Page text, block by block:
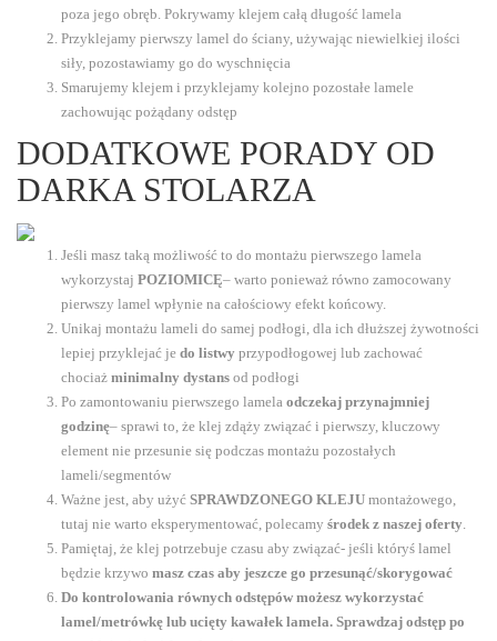
poza jego obręb. Pokrywamy klejem całą długość lamela
Przyklejamy pierwszy lamel do ściany, używając niewielkiej ilości
siły, pozostawiamy go do wyschnięcia
Smarujemy klejem i przyklejamy kolejno pozostałe lamele
zachowując pożądany odstęp
DODATKOWE PORADY OD
DARKA STOLARZA
Jeśli masz taką możliwość to do montażu pierwszego lamela
wykorzystaj POZIOMICĘ– warto ponieważ równo zamocowany
pierwszy lamel wpłynie na całościowy efekt końcowy.
Unikaj montażu lameli do samej podłogi, dla ich dłuższej żywotności
lepiej przyklejać je do listwy przypodłogowej lub zachować
chociaż minimalny dystans od podłogi
Po zamontowaniu pierwszego lamela odczekaj przynajmniej
godzinę– sprawi to, że klej zdąży związać i pierwszy, kluczowy
element nie przesunie się podczas montażu pozostałych
lameli/segmentów
Ważne jest, aby użyć SPRAWDZONEGO KLEJU montażowego,
tutaj nie warto eksperymentować, polecamy środek z naszej oferty.
Pamiętaj, że klej potrzebuje czasu aby związać- jeśli któryś lamel
będzie krzywo masz czas aby jeszcze go przesunąć/skorygować
Do kontrolowania równych odstępów możesz wykorzystać
lamel/metrówkę lub ucięty kawałek lamela. Sprawdzaj odstęp po